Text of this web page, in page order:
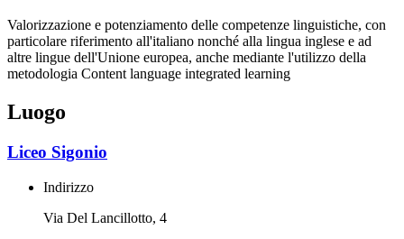
Valorizzazione e potenziamento delle competenze linguistiche, con
particolare riferimento all'italiano nonché alla lingua inglese e ad
altre lingue dell'Unione europea, anche mediante l'utilizzo della
metodologia Content language integrated learning
Luogo
Liceo Sigonio
Indirizzo
Via Del Lancillotto, 4